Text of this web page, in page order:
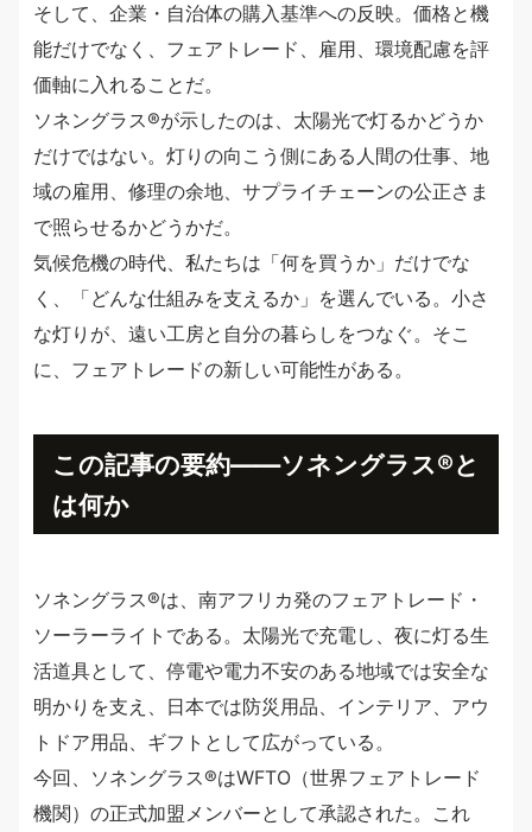
そして、企業・自治体の購入基準への反映。価格と機
能だけでなく、フェアトレード、雇用、環境配慮を評
価軸に入れることだ。
ソネングラス®︎が示したのは、太陽光で灯るかどうか
だけではない。灯りの向こう側にある人間の仕事、地
域の雇用、修理の余地、サプライチェーンの公正さま
で照らせるかどうかだ。
気候危機の時代、私たちは「何を買うか」だけでな
く、「どんな仕組みを支えるか」を選んでいる。小さ
な灯りが、遠い工房と自分の暮らしをつなぐ。そこ
に、フェアトレードの新しい可能性がある。
この記事の要約——ソネングラス®︎と
は何か
ソネングラス®︎は、南アフリカ発のフェアトレード・
ソーラーライトである。太陽光で充電し、夜に灯る生
活道具として、停電や電力不安のある地域では安全な
明かりを支え、日本では防災用品、インテリア、アウ
トドア用品、ギフトとして広がっている。
今回、ソネングラス®︎はWFTO（世界フェアトレード
機関）の正式加盟メンバーとして承認された。これ